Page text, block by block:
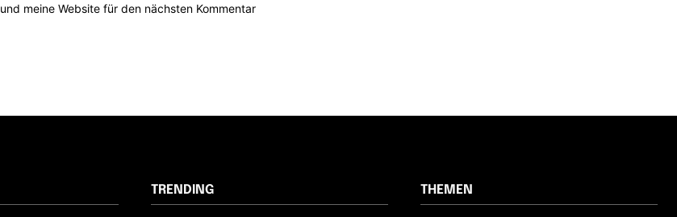
meine Website für den nächsten Kommentar
TRENDING THEMEN